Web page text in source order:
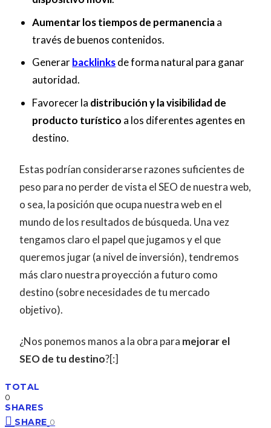
Aumentar los tiempos de permanenciaa
través de buenos contenidos.
Generarbacklinksde forma natural para ganar
autoridad.
Favorecer la distribución y la visibilidad de
producto turístico a los diferentes agentes en
destino.
Estas podrían considerarse razones suficientes de
peso para no perder de vista el SEO de nuestra web,
o sea, la posición que ocupa nuestra web en el
mundo de los resultados de búsqueda. Una vez
tengamos claro el papel que jugamos y el que
queremos jugar (a nivel de inversión), tendremos
más claro nuestra proyección a futuro como
destino (sobre necesidades de tu mercado
objetivo).
¿Nos ponemos manos a la obra para mejorar el
SEO de tu destino?[:]
TOTAL
0
SHARES
SHARE 0